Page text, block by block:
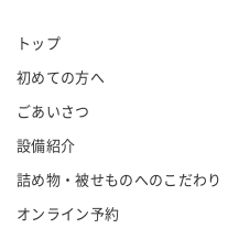
トップ
初めての方へ
ごあいさつ
設備紹介
詰め物・被せものへのこだわり
オンライン予約